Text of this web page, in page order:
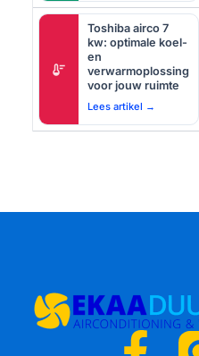
thermostat
Toshiba airco 7
kw: optimale koel-
en
verwarmoplossing
voor jouw ruimte
Lees artikel →